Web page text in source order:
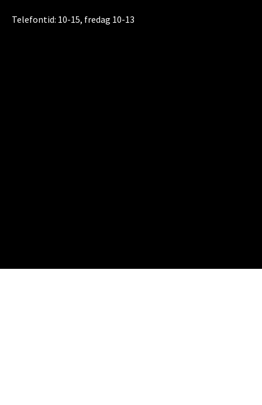
Telefontid: 10-15, fredag 10-13